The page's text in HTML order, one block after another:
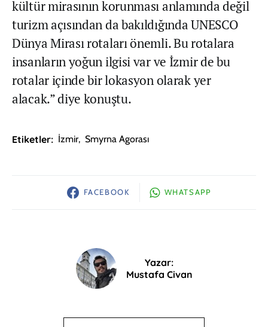
kültür mirasının korunması anlamında değil
turizm açısından da bakıldığında UNESCO
Dünya Mirası rotaları önemli. Bu rotalara
insanların yoğun ilgisi var ve İzmir de bu
rotalar içinde bir lokasyon olarak yer
alacak.” diye konuştu.
Etiketler: İzmir, Smyrna Agorası
FACEBOOK WHATSAPP
Yazar:
Mustafa Civan